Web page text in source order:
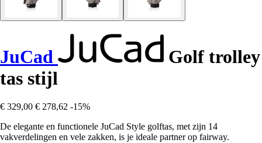
JuCad
Golf trolley
tas stijl
€ 329,00 € 278,62 -15%
De elegante en functionele JuCad Style golftas, met zijn 14
vakverdelingen en vele zakken, is je ideale partner op fairway.